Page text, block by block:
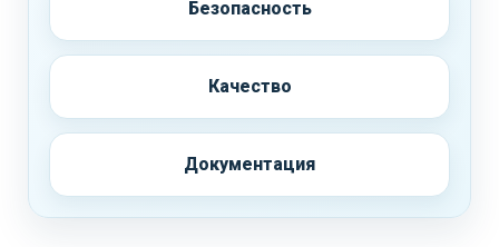
Безопасность
Качество
Документация